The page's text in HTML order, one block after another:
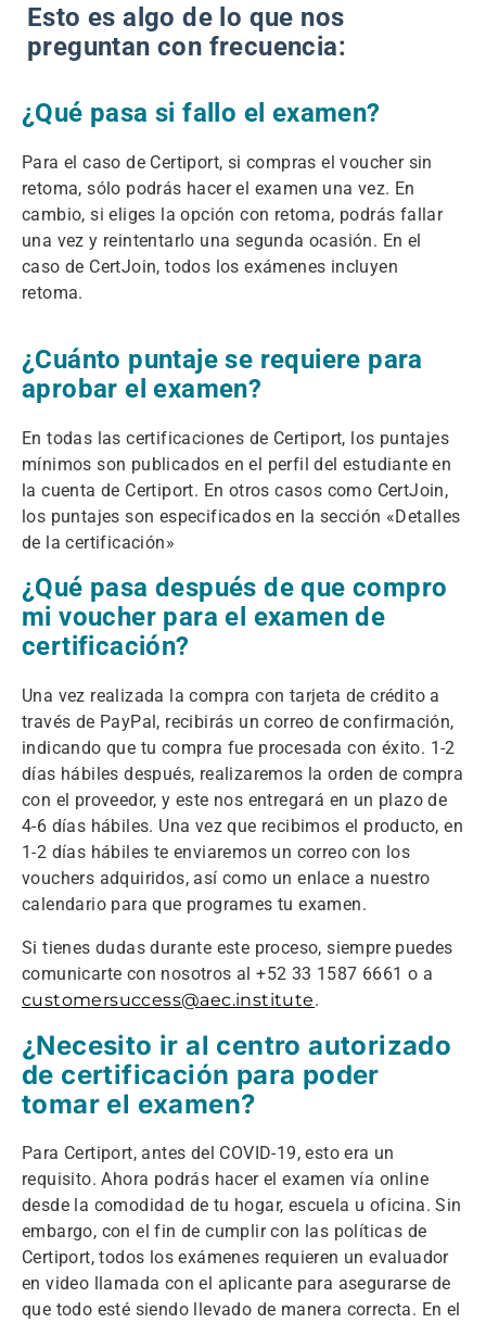
Esto es algo de lo que nos
preguntan con frecuencia:
¿Qué pasa si fallo el examen?
Para el caso de Certiport, si compras el voucher sin
retoma, sólo podrás hacer el examen una vez. En
cambio, si eliges la opción con retoma, podrás fallar
una vez y reintentarlo una segunda ocasión. En el
caso de CertJoin, todos los exámenes incluyen
retoma.
¿Cuánto puntaje se requiere para
aprobar el examen?
En todas las certificaciones de Certiport, los puntajes
mínimos son publicados en el perfil del estudiante en
la cuenta de Certiport. En otros casos como CertJoin,
los puntajes son especificados en la sección «Detalles
de la certificación»
¿Qué pasa después de que compro
mi voucher para el examen de
certificación?
Una vez realizada la compra con tarjeta de crédito a
través de PayPal, recibirás un correo de confirmación,
indicando que tu compra fue procesada con éxito. 1-2
días hábiles después, realizaremos la orden de compra
con el proveedor, y este nos entregará en un plazo de
4-6 días hábiles. Una vez que recibimos el producto, en
1-2 días hábiles te enviaremos un correo con los
vouchers adquiridos, así como un enlace a nuestro
calendario para que programes tu examen.
Si tienes dudas durante este proceso, siempre puedes
comunicarte con nosotros al +52 33 1587 6661 o a
customersuccess@aec.institute.
¿Necesito ir al centro autorizado
de certificación para poder
tomar el examen?
Para Certiport, antes del COVID-19, esto era un
requisito. Ahora podrás hacer el examen vía online
desde la comodidad de tu hogar, escuela u oficina. Sin
embargo, con el fin de cumplir con las políticas de
Certiport, todos los exámenes requieren un evaluador
en video llamada con el aplicante para asegurarse de
que todo esté siendo llevado de manera correcta. En el